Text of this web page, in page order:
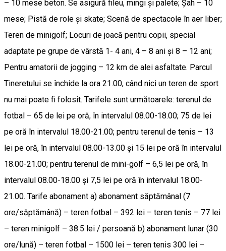
– 10 mese beton. Se asigură fileu, mingi și palete; Șah – 10
mese; Pistă de role și skate; Scenă de spectacole în aer liber;
Teren de minigolf; Locuri de joacă pentru copii, special
adaptate pe grupe de vârstă 1- 4 ani, 4 – 8 ani și 8 – 12 ani;
Pentru amatorii de jogging – 12 km de alei asfaltate. Parcul
Tineretului se închide la ora 21.00, când nici un teren de sport
nu mai poate fi folosit. Tarifele sunt următoarele: terenul de
fotbal – 65 de lei pe oră, în intervalul 08.00-18.00; 75 de lei
pe oră în intervalul 18.00-21.00; pentru terenul de tenis – 13
lei pe oră, în intervalul 08.00-13.00 și 15 lei pe oră în intervalul
18.00-21.00; pentru terenul de mini-golf – 6,5 lei pe oră, în
intervalul 08.00-18.00 și 7,5 lei pe oră în intervalul 18.00-
21.00. Tarife abonament a) abonament săptămânal (7
ore/săptămână) – teren fotbal – 392 lei – teren tenis – 77 lei
– teren minigolf – 38.5 lei / persoană b) abonament lunar (30
ore/lună) – teren fotbal – 1500 lei – teren tenis 300 lei –